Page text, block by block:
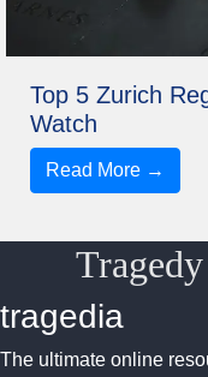
Top 5 Zurich
Watch
Read More →
Tragedy
tragedia
The ultimate online